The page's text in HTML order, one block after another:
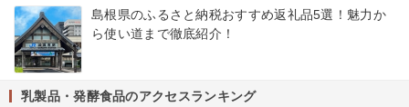
島根県のふるさと納税おすすめ返礼品5選！魅力か
ら使い道まで徹底紹介！
乳製品・発酵食品のアクセスランキング